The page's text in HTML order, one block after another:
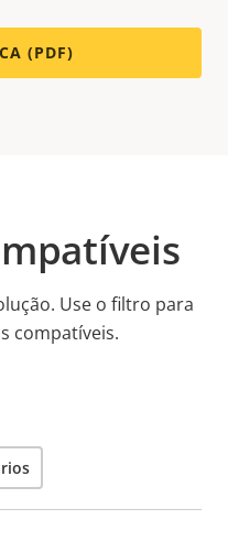
(PDF)
Use o filtro para
compatíveis.